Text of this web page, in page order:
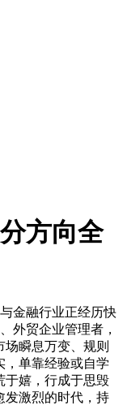
方向全
金融行业正经历快
外贸企业管理者，
瞬息万变、规则
，单靠经验或自学
于嬉，行成于思毁
激烈的时代，持